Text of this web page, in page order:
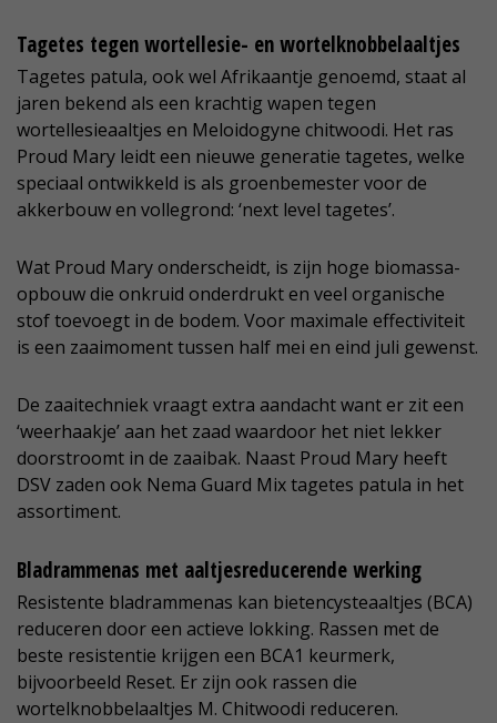
Tagetes tegen wortellesie- en wortelknobbelaaltjes
Tagetes patula, ook wel Afrikaantje genoemd, staat al
jaren bekend als een krachtig wapen tegen
wortellesieaaltjes en Meloidogyne chitwoodi. Het ras
Proud Mary leidt een nieuwe generatie tagetes, welke
speciaal ontwikkeld is als groenbemester voor de
akkerbouw en vollegrond: ‘next level tagetes’.
Wat Proud Mary onderscheidt, is zijn hoge biomassa-
opbouw die onkruid onderdrukt en veel organische
stof toevoegt in de bodem. Voor maximale effectiviteit
is een zaaimoment tussen half mei en eind juli gewenst.
De zaaitechniek vraagt extra aandacht want er zit een
‘weerhaakje’ aan het zaad waardoor het niet lekker
doorstroomt in de zaaibak. Naast Proud Mary heeft
DSV zaden ook Nema Guard Mix tagetes patula in het
assortiment.
Bladrammenas met aaltjesreducerende werking
Resistente bladrammenas kan bietencysteaaltjes (BCA)
reduceren door een actieve lokking. Rassen met de
beste resistentie krijgen een BCA1 keurmerk,
bijvoorbeeld Reset. Er zijn ook rassen die
wortelknobbelaaltjes M. Chitwoodi reduceren.